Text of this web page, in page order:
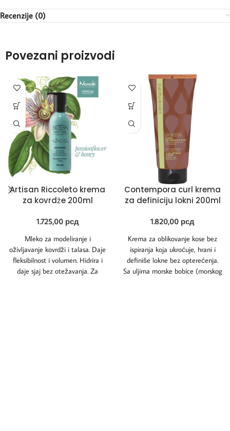
Recenzije (0)
Povezani proizvodi
Artisan Riccoleto krema
za kovrdže 200ml
1.725,00 рсд
Mleko za modeliranje i
oživljavanje kovrdži i talasa. Daje
fleksibilnost i volumen. Hidrira i
daje sjaj bez otežavanja. Za
Contempora curl krema
za definiciju lokni 200ml
1.820,00 рсд
Krema za oblikovanje kose bez
ispiranja koja ukroćuje, hrani i
definiše lokne bez opterećenja.
Sa uljima morske bobice (morskog